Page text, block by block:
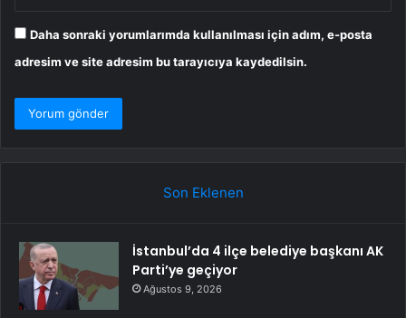
Daha sonraki yorumlarımda kullanılması için adım, e-posta
adresim ve site adresim bu tarayıcıya kaydedilsin.
Son Eklenen
İstanbul’da 4 ilçe belediye başkanı AK
Parti’ye geçiyor
Ağustos 9, 2026